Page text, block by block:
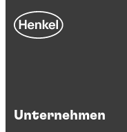
Unternehmen